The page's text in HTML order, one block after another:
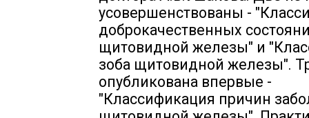
усовершенствованы -
доброкачественных
щитовидной железы" и
зоба щитовидной железы".
опубликована впервые -
"Классификация причин